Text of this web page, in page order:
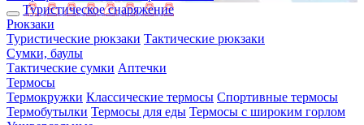
Туристическое снаряжение
Рюкзаки
Туристические рюкзаки Тактические рюкзаки
Сумки, баулы
Тактические сумки Аптечки
Термосы
Термокружки Классические термосы Спортивные термосы
Термобутылки Термосы для еды Термосы с широким горлом